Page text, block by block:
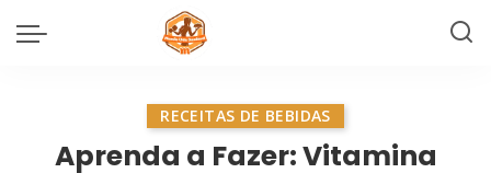
RECEITAS DE BEBIDAS
Aprenda a Fazer: Vitamina